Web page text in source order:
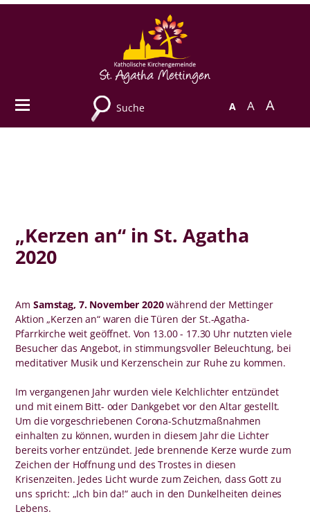
Suche A A A
„Kerzen an“ in St. Agatha
2020
Am Samstag, 7. November 2020während der Mettinger
Aktion „Kerzen an“ waren die Türen der St.-Agatha-
Pfarrkirche weit geöffnet. Von 13.00 - 17.30 Uhr nutzten viele
Besucher das Angebot, in stimmungsvoller Beleuchtung, bei
meditativer Musik und Kerzenschein zur Ruhe zu kommen.
Im vergangenen Jahr wurden viele Kelchlichter entzündet
und mit einem Bitt- oder Dankgebet vor den Altar gestellt.
Um die vorgeschriebenen Corona-Schutzmaßnahmen
einhalten zu können, wurden in diesem Jahr die Lichter
bereits vorher entzündet. Jede brennende Kerze wurde zum
Zeichen der Hoffnung und des Trostes in diesen
Krisenzeiten. Jedes Licht wurde zum Zeichen, dass Gott zu
uns spricht: „Ich bin da!“ auch in den Dunkelheiten deines
Lebens.